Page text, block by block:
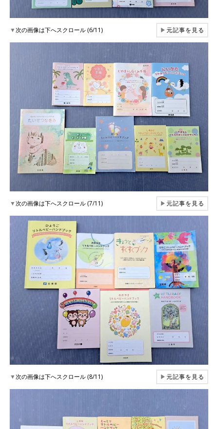
▼次の画像は下へスクロール (6/11) ▶元記事を見る
▼次の画像は下へスクロール (7/11) ▶元記事を見る
▼次の画像は下へスクロール (8/11) ▶元記事を見る